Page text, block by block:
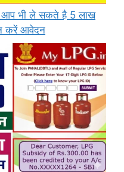
भी ले सकते है 5 लाख
करें आवेदन